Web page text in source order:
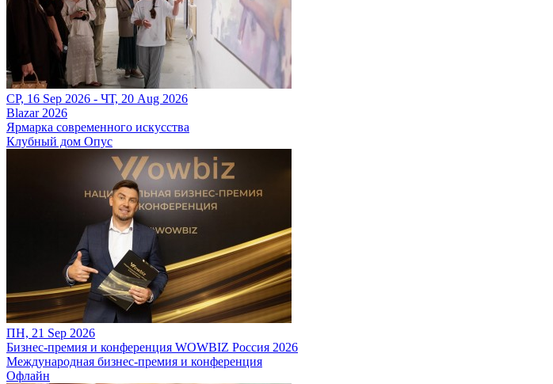
СР, 16 Sep 2026 - ЧТ, 20 Aug 2026
Blazar 2026
Ярмарка современного искусства
Клубный дом Опус
ПН, 21 Sep 2026
Бизнес-премия и конференция WOWBIZ Россия 2026
Международная бизнес-премия и конференция
Офлайн